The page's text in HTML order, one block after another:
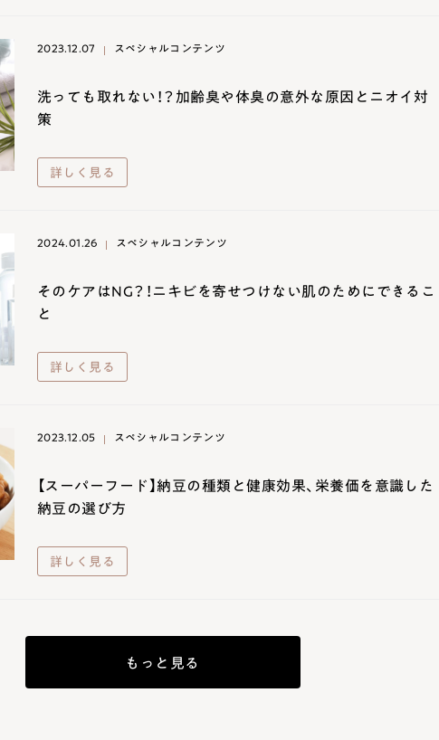
2023.12.07 スペシャルコンテンツ
洗っても取れない！？加齢臭や体臭の意外な原因とニオイ対
策
詳しく見る
2024.01.26 スペシャルコンテンツ
そのケアはNG？！ニキビを寄せつけない肌のためにできるこ
と
詳しく見る
2023.12.05 スペシャルコンテンツ
【スーパーフード】納豆の種類と健康効果、栄養価を意識した
納豆の選び方
詳しく見る
もっと見る